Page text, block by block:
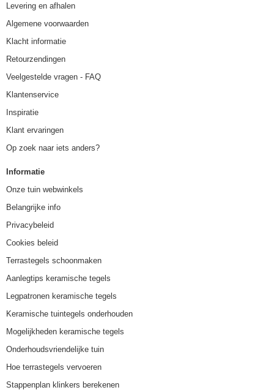
Levering en afhalen
Algemene voorwaarden
Klacht informatie
Retourzendingen
Veelgestelde vragen - FAQ
Klantenservice
Inspiratie
Klant ervaringen
Op zoek naar iets anders?
Informatie
Onze tuin webwinkels
Belangrijke info
Privacybeleid
Cookies beleid
Terrastegels schoonmaken
Aanlegtips keramische tegels
Legpatronen keramische tegels
Keramische tuintegels onderhouden
Mogelijkheden keramische tegels
Onderhoudsvriendelijke tuin
Hoe terrastegels vervoeren
Stappenplan klinkers berekenen